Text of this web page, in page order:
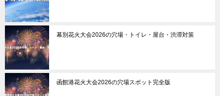
幕別花火大会2026の穴場・トイレ・屋台・渋滞対策
函館港花火大会2026の穴場スポット完全版